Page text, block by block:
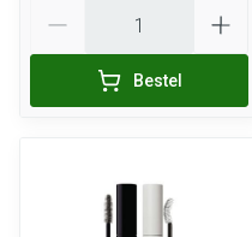
Bestel